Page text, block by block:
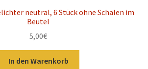
neutral, 6 Stück ohne Schalen im
Beutel
5,00€
In den Warenkorb